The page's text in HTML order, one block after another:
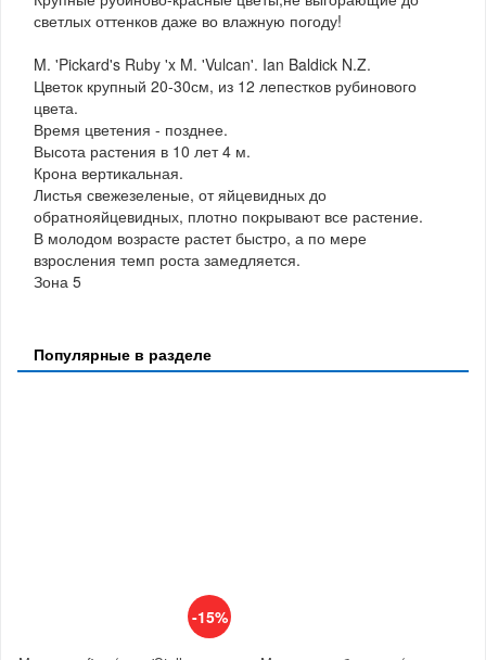
светлых оттенков даже во влажную погоду!
M. 'Pickard's Ruby 'x M. 'Vulcan'. Ian Baldick N.Z.
Цветок крупный 20-30см, из 12 лепестков рубинового
цвета.
Время цветения - позднее.
Высота растения в 10 лет 4 м.
Крона вертикальная.
Листья свежезеленые, от яйцевидных до
обратнояйцевидных, плотно покрывают все растение.
В молодом возрасте растет быстро, а по мере
взросления темп роста замедляется.
Зона 5
Популярные в разделе
-15%